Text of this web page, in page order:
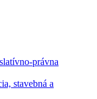
právna
stavebná a